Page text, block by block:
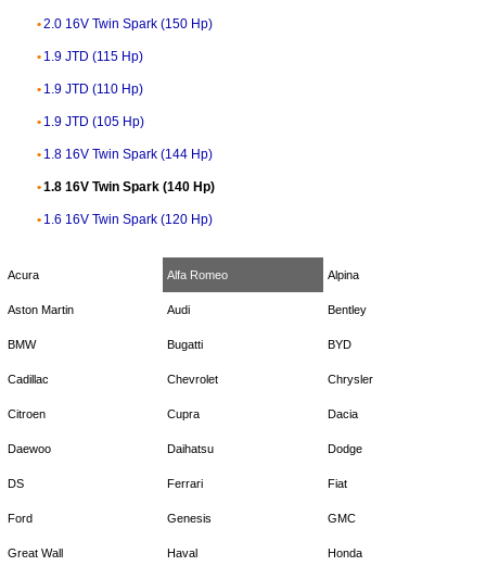
2.0 16V Twin Spark (150 Hp)
1.9 JTD (115 Hp)
1.9 JTD (110 Hp)
1.9 JTD (105 Hp)
1.8 16V Twin Spark (144 Hp)
1.8 16V Twin Spark (140 Hp)
1.6 16V Twin Spark (120 Hp)
Acura Alfa Romeo Alpina
Aston Martin Audi Bentley
BMW Bugatti BYD
Cadillac Chevrolet Chrysler
Citroen Cupra Dacia
Daewoo Daihatsu Dodge
DS Ferrari Fiat
Ford Genesis GMC
Great Wall Haval Honda